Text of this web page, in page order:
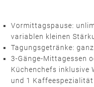
Vormittagspause:
variablen kleinen
Tagungsgetränke:
3-Gänge-Mittagessen
Küchenchefs inklusive
und 1 Kaffeespezialität